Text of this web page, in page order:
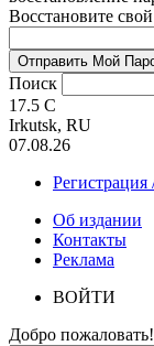
Восстановите
Поиск
17.5 C
Irkutsk, RU
07.08.26
Об издании
Контакты
Реклама
ВОЙТИ
Добро